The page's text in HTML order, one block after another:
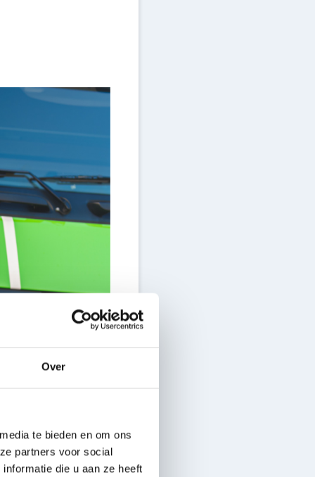
Over
te bieden en om ons
partners voor social
die u aan ze heeft
steigen!
in der Regel um